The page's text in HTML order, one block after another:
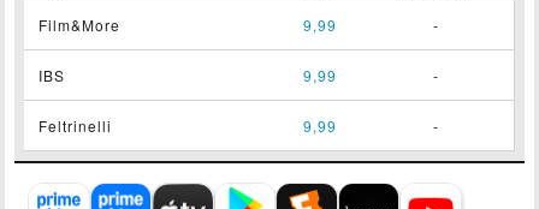
Film&More 9,99 -
IBS 9,99 -
Feltrinelli 9,99 -